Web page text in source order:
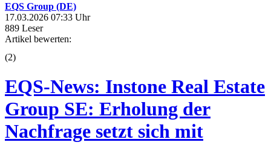
EQS Group (DE)
17.03.2026 07:33 Uhr
889 Leser
Artikel bewerten:
(2)
EQS-News: Instone Real Estate
Group SE: Erholung der
Nachfrage setzt sich mit